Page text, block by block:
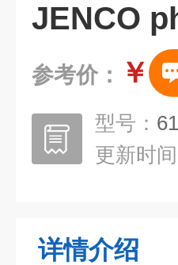
JENCO
参考价： ￥
型号：
更新时间
详情介绍